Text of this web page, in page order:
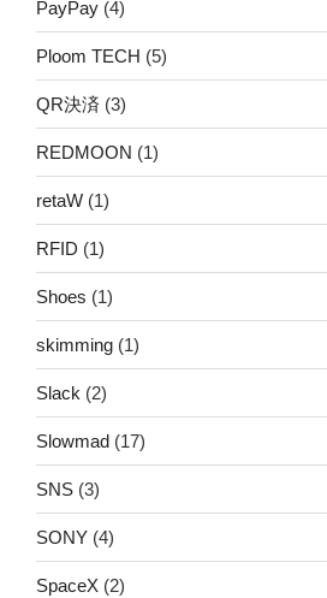
PayPay (4)
Ploom TECH (5)
QR決済 (3)
REDMOON (1)
retaW (1)
RFID (1)
Shoes (1)
skimming (1)
Slack (2)
Slowmad (17)
SNS (3)
SONY (4)
SpaceX (2)